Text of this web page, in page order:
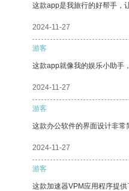
这款app是我旅行的好帮手，
2024-11-27
游客
这款app就像我的娱乐小助手
2024-11-27
游客
这款办公软件的界面设计非常
2024-11-27
游客
这款加速器VPM应用程序提供